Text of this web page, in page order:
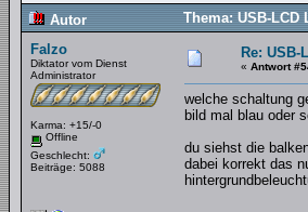
Autor
Thema: USB-
Falzo
Diktator vom Dienst
Administrator
Karma: +15/-0
Offline
Geschlecht:
Beiträge: 5088
Re:
« Antwort
welche schaltung
bild mal blau oder
du siehst die
dabei korrekt das